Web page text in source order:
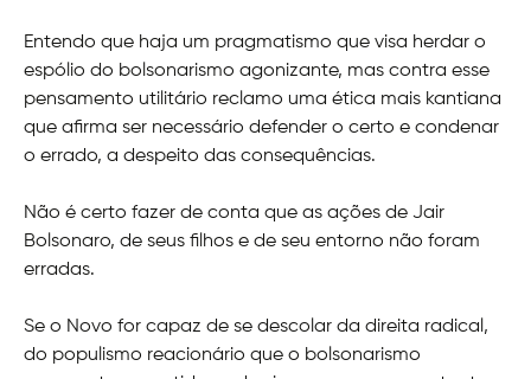
Entendo que haja um pragmatismo que visa herdar o
espólio do bolsonarismo agonizante, mas contra esse
pensamento utilitário reclamo uma ética mais kantiana
que afirma ser necessário defender o certo e condenar
o errado, a despeito das consequências.
Não é certo fazer de conta que as ações de Jair
Bolsonaro, de seus filhos e de seu entorno não foram
erradas.
Se o Novo for capaz de se descolar da direita radical,
do populismo reacionário que o bolsonarismo